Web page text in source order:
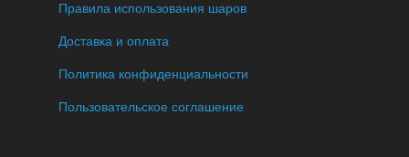
Правила использования шаров
Доставка и оплата
Политика конфиденциальности
Пользовательское соглашение